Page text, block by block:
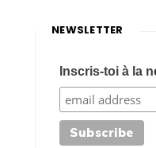
NEWSLETTER
Inscris-toi à la